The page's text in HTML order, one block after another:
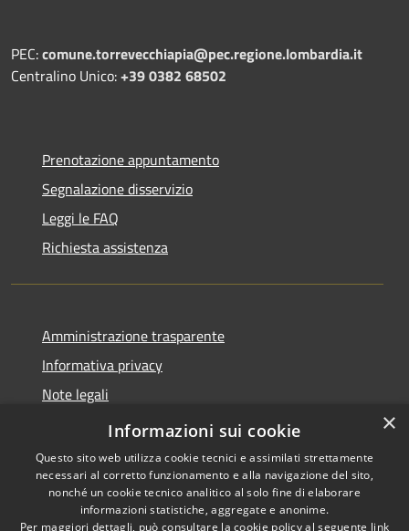
PEC:comune.torrevecchiapia@pec.regione.lombardia.it
Centralino Unico:+39 0382 68502
Prenotazione appuntamento
Segnalazione disservizio
Leggi le FAQ
Richiesta assistenza
Amministrazione trasparente
Informativa privacy
Note legali
Dichiarazione di accessibilità
Copyright © 2026 • Comune di
×
Informazioni sui cookie
Questo sito web utilizza cookie tecnici e assimilati strettamente
necessari al corretto funzionamento e alla navigazione del sito,
nonché un cookie tecnico analitico al solo fine di elaborare
informazioni statistiche, aggregate e anonime.
Per maggiori dettagli, può consultare la cookie policy al seguente link